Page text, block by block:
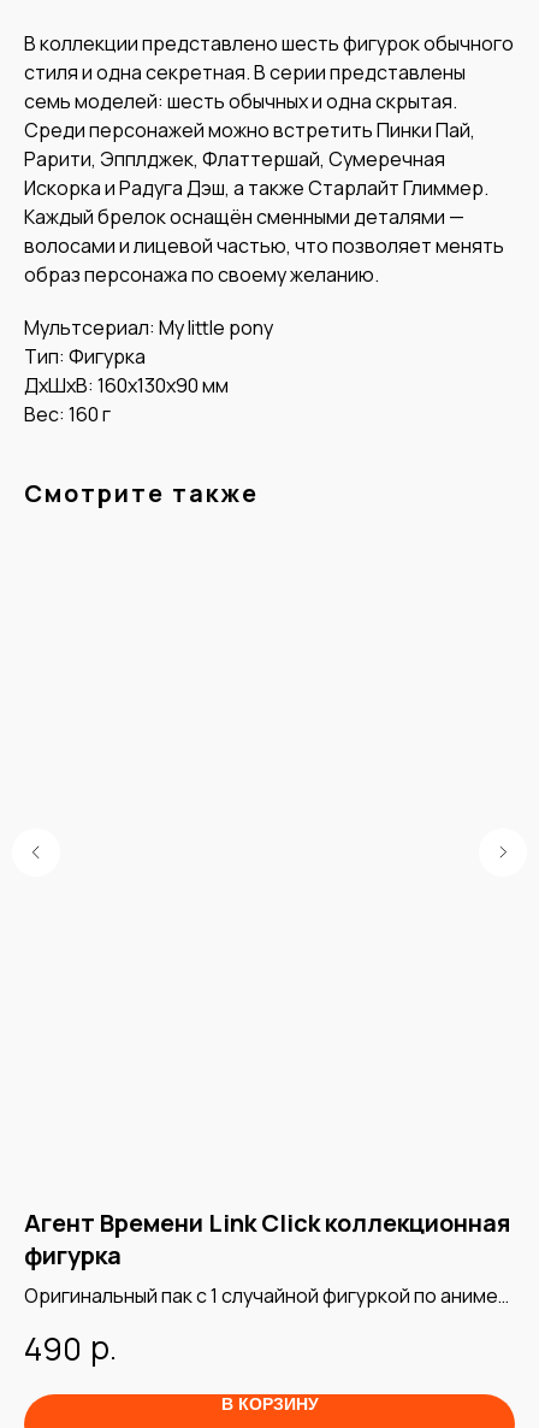
В коллекции представлено шесть фигурок обычного
стиля и одна секретная. В серии представлены
семь моделей: шесть обычных и одна скрытая.
Среди персонажей можно встретить Пинки Пай,
Рарити, Эпплджек, Флаттершай, Сумеречная
Искорка и Радуга Дэш, а также Старлайт Глиммер.
Каждый брелок оснащён сменными деталями —
волосами и лицевой частью, что позволяет менять
образ персонажа по своему желанию.
Мультсериал: My little pony
Тип: Фигурка
ДxШxВ: 160x130x90 мм
Вес: 160 г
Смотрите также
Агент Времени Link Click коллекционная
фигурка
Оригинальный пак с 1 случайной фигуркой по аниме
490 р.
В КОРЗИНУ